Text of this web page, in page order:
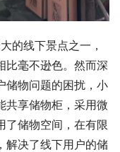
的线下景点之一，
比毫不逊色。然而深
储物问题的困扰，小
共享储物柜，采用微
了储物空间，在有限
解决了线下用户的储